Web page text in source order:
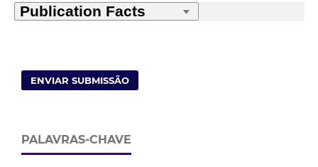
ENVIAR SUBMISSÃO
PALAVRAS-CHAVE